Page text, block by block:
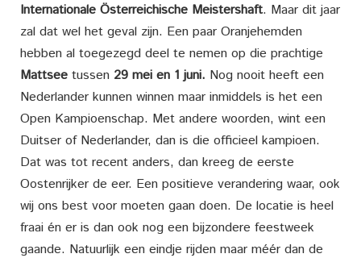
Internationale Österreichische Meistershaft. Maar dit jaar
zal dat wel het geval zijn. Een paar Oranjehemden
hebben al toegezegd deel te nemen op die prachtige
Mattsee tussen 29 mei en 1 juni. Nog nooit heeft een
Nederlander kunnen winnen maar inmiddels is het een
Open Kampioenschap. Met andere woorden, wint een
Duitser of Nederlander, dan is die officieel kampioen.
Dat was tot recent anders, dan kreeg de eerste
Oostenrijker de eer. Een positieve verandering waar, ook
wij ons best voor moeten gaan doen. De locatie is heel
fraai én er is dan ook nog een bijzondere feestweek
gaande. Natuurlijk een eindje rijden maar méér dan de